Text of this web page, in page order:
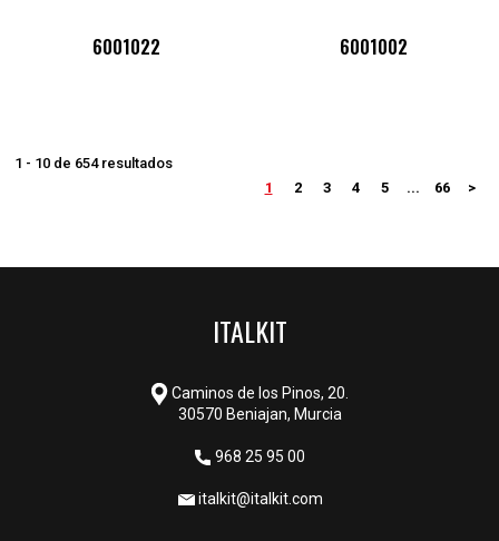
6001022 6001002
1 - 10 de 654 resultados
1
2 3 4 5 ... 66 >
ITALKIT
Caminos de los Pinos, 20.
30570 Beniajan, Murcia
968 25 95 00
italkit@italkit.com